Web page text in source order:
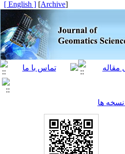
[
Archive
]
[ English ]
ها